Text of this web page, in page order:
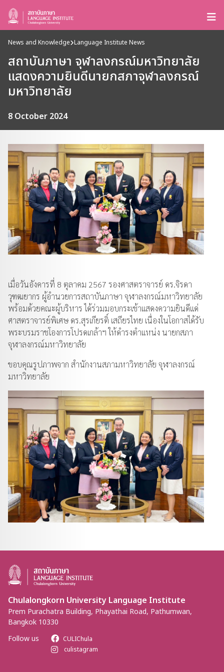
News and Knowledge Language Institute News
สถาบันภาษา จุฬาลงกรณ์มหาวิทยาลัย
แสดงความยินดีนายกสภาจุฬาลงกรณ์
มหาวิทยาลัย
8 October 2024
เมื่อวันอังคารที่ 8 ตุลาคม 2567 รองศาสตราจารย์ ดร.จิรดา
วุฑฒยากร ผู้อำนวยการสถาบันภาษา จุฬาลงกรณ์มหาวิทยาลัย
พร้อมด้วยคณะผู้บริหาร ได้ร่วมมอบกระเช้าแสดงความยินดีแด่
ศาสตราจารย์พิเศษ ดร.สุรเกียรติ์ เสถียรไทย เนื่องในโอกาสได้รับ
พระบรมราชโองการโปรดเกล้าฯ ให้ดำรงตำแหน่ง นายกสภา
จุฬาลงกรณ์มหาวิทยาลัย
ขอบคุณรูปภาพจาก สำนักงานสภามหาวิทยาลัย จุฬาลงกรณ์
มหาวิทยาลัย
Chulalongkorn University Language Institute
Prem Purachatra Building, Phayathai Road, Pathumwan,
Bangkok 10330
Follow us
CULIChula
culistagram